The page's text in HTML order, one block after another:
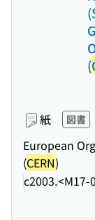
(
紙 図書
European
(CERN)
c2003.<M17-